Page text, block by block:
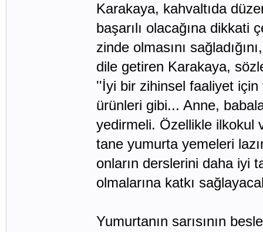
Karakaya, kahvaltıda
başarılı olacağına dikkati
zinde olmasını
dile getiren Karakaya,
''İyi bir zihinsel faaliyet
ürünleri gibi... Anne,
yedirmeli. Özellikle ilkokul
tane yumurta yemeleri
onların derslerini daha iyi
olmalarına katkı
Yumurtanın sarısının